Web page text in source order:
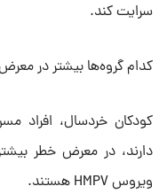
سرایت کند.
کدام گروه‌ها بیشتر در معرض
کودکان خردسال، افراد
دارند، در معرض خطر
ویروس HMPV هستند.